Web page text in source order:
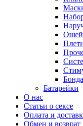
Батарейки
О нас
Статьи о сексе
Оплата и
Обмен и возврат